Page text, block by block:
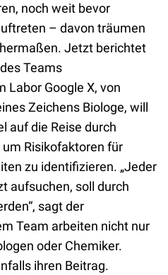
noch weit bevor
– davon träumen
Jetzt berichtet
Teams
Labor Google X, von
Zeichens Biologe, will
auf die Reise durch
Risikofaktoren für
zu identifizieren. „Jeder
aufsuchen, soll durch
sagt der
Team arbeiten nicht nur
oder Chemiker.
ihren Beitrag.